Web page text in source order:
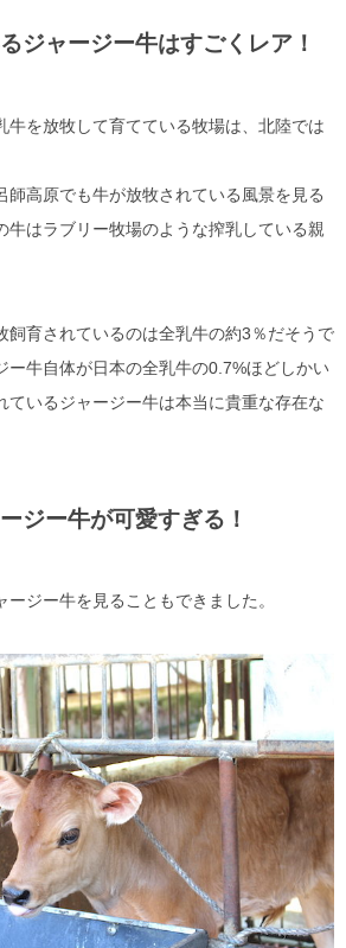
ジャージー牛はすごくレア！
牛を放牧して育てている牧場は、北陸では
師高原でも牛が放牧されている風景を見る
牛はラブリー牧場のような搾乳している親
飼育されているのは全乳牛の約3％だそうで
ー牛自体が日本の全乳牛の0.7%ほどしかい
ているジャージー牛は本当に貴重な存在な
ジー牛が可愛すぎる！
ジー牛を見ることもできました。